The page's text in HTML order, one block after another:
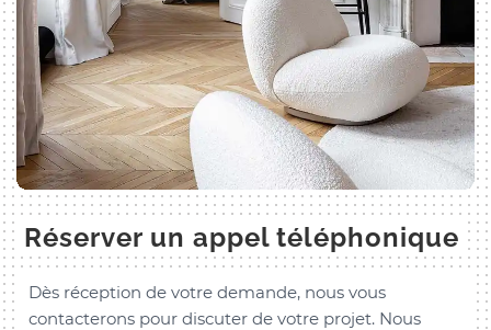
Réserver un appel téléphonique
Dès réception de votre demande, nous vous
contacterons pour discuter de votre projet. Nous